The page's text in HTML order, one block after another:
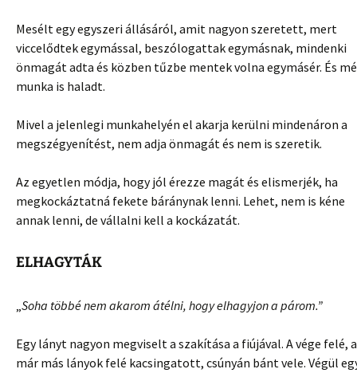
Mesélt egy egyszeri állásáról, amit nagyon szeretett, mert
viccelődtek egymással, beszólogattak egymásnak, mindenki
önmagát adta és közben tűzbe mentek volna egymásér. És
munka is haladt.
Mivel a jelenlegi munkahelyén el akarja kerülni mindenáron a
megszégyenítést, nem adja önmagát és nem is szeretik.
Az egyetlen módja, hogy jól érezze magát és elismerjék, ha
megkockáztatná fekete báránynak lenni. Lehet, nem is kéne
annak lenni, de vállalni kell a kockázatát.
ELHAGYTÁK
„Soha többé nem akarom átélni, hogy elhagyjon a párom.”
Egy lányt nagyon megviselt a szakítása a fiújával. A vége felé,
már más lányok felé kacsingatott, csúnyán bánt vele. Végül